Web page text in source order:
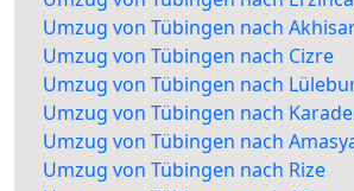
Umzug von Tübingen nach
Umzug von Tübingen nach Cizre
Umzug von Tübingen nach
Umzug von Tübingen nach
Umzug von Tübingen nach
Umzug von Tübingen nach Rize